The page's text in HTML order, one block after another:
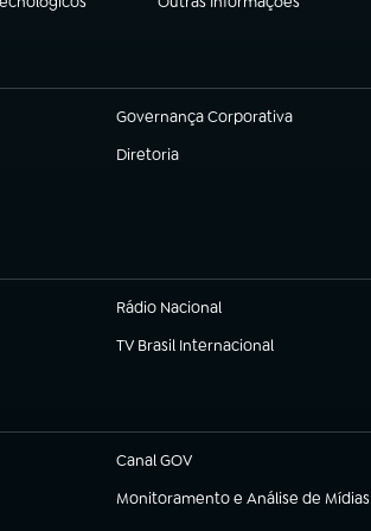
(abre em nova aba)
Governança Corporativa
(abre em nova aba)
Diretoria
(abre em nova aba)
Rádio Nacional
TV Brasil Internacional
(abre em nova aba)
Canal GOV
(abre em nova aba)
Monitoramento e Análise de Mídias
(abre em nova aba)